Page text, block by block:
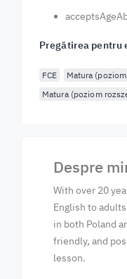
Pregătirea pentru
FCE Matura
Matura (poziom
Despre
With over 20
English to
in both Poland
friendly, and
lesson.